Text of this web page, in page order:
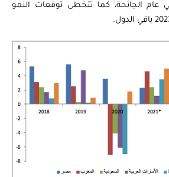
عام الجائحة، كما تتخطى توقعات النمو